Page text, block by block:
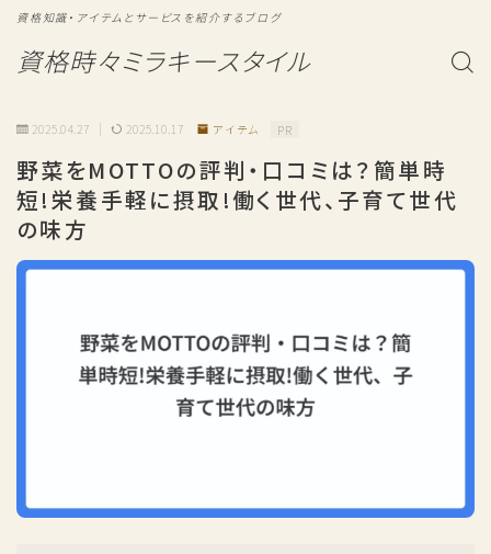
資格時々ミラキースタイル
資格知識・アイテムとサービスを紹介するブログ
2025.04.27 2025.10.17 アイテム PR
野菜をMOTTOの評判・口コミは？簡単時
短!栄養手軽に摂取!働く世代、子育て世代
の味方